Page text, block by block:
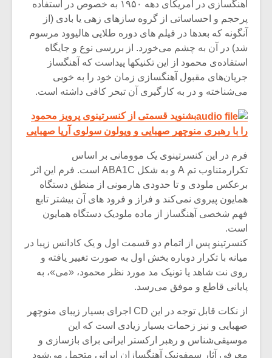
آهنگسازی در آمریکای دهه ۱۹۵۰ به خصوص در استفاده
پرحجم و احساساتی از گروه سازهای زهی یا بادی (از
آنگونه که بعدها در فیلم های دوره طلایی هالیوود مرسوم
شد) در آن به چشم می‌خورد. از بررسی نوع و جایگاه
استفاده‌ی محمود از این تکنیکها پیداست که آهنگساز
جریان‌‌های مقبول آهنگسازی زمان خود را به خوبی
می‌شناخته و در به کارگیری آن تبحر کافی داشته است.
بشنوید قسمتی از کنسرتینوی پرویز محمود
را با رهبری منوچهر صهبایی و ویولون سولوی آریا صهبایی
فرم در این کنسرتینوی یک موومانی بر اساس
تکرارمتناوب تم A و به شکل ABA1C است. فرم این اثر
برعکس ملودی و تا حدودی هارمونی از منطق دستگاه
همایون پیروی نمی‌کند و فراز و فرود های آن بیشتر تابع
فهم شخصی آهنگساز از ماده ملودیک دستگاه همایون
است.
کنسرتینو پس از اتمام دو قسمت اول و یک کادانس زیبا در
میانه با تکرار دوباره بخش اول به صورت تغییر یافته و
روی نت شاهد یا تونیک مد مورد نظر محمود، «می»، به
پایانی قاطع و موفق می‌رسد.
از نکات قابل توجه در این CD اجرای بسیار زیبای منوچهر
صهبایی و نیز زحمات بسیار زیادی است که این
موسیقی‌شناس و رهبر ارکستر ایرانی برای بازسازی و
معرفی آثار سمفونیک آهنگسازان ایرانی متحمل می‌شود